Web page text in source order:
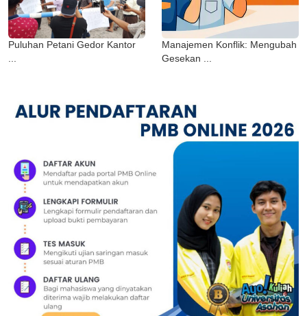
Puluhan Petani Gedor Kantor
Manajemen Konflik: Mengubah
Gesekan ...